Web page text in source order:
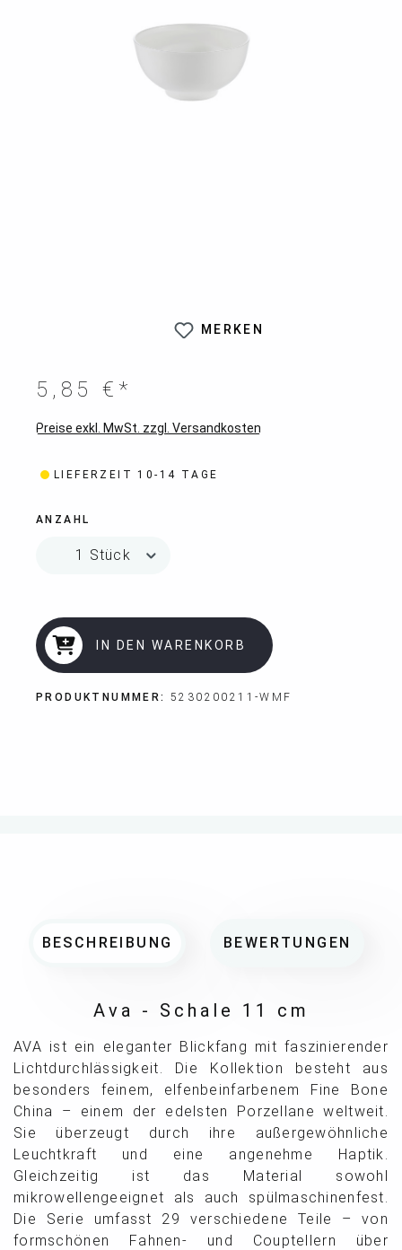
MERKEN
5,85 €*
Preise exkl. MwSt. zzgl. Versandkosten
LIEFERZEIT 10-14 TAGE
ANZAHL
IN DEN WARENKORB
PRODUKTNUMMER: 5230200211-WMF
BESCHREIBUNG BEWERTUNGEN
Ava - Schale 11 cm
AVA ist ein eleganter Blickfang mit faszinierender
Lichtdurchlässigkeit. Die Kollektion besteht aus
besonders feinem, elfenbeinfarbenem Fine Bone
China – einem der edelsten Porzellane weltweit.
Sie überzeugt durch ihre außergewöhnliche
Leuchtkraft und eine angenehme Haptik.
Gleichzeitig ist das Material sowohl
mikrowellengeeignet als auch spülmaschinenfest.
Die Serie umfasst 29 verschiedene Teile – von
formschönen Fahnen- und Couptellern über